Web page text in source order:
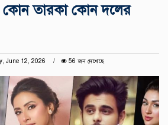
কোন তারকা কোন দলের
June 12, 2026
56 জন দেখেছে